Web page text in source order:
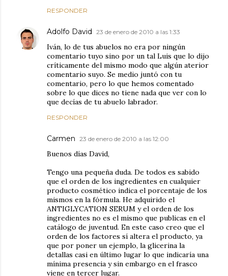
RESPONDER
Adolfo David 23 de enero de 2010 a las 1:33
Iván, lo de tus abuelos no era por ningún
comentario tuyo sino por un tal Luis que lo dijo
críticamente del mismo modo que algún aterior
comentario suyo. Se medio juntó con tu
comentario, pero lo que hemos comentado
sobre lo que dices no tiene nada que ver con lo
que decías de tu abuelo labrador.
RESPONDER
Carmen 23 de enero de 2010 a las 12:00
Buenos días David,
Tengo una pequeña duda. De todos es sabido
que el orden de los ingredientes en cualquier
producto cosmético indica el porcentaje de los
mismos en la fórmula. He adquirido el
ANTIGLYCATION SERUM y el orden de los
ingredientes no es el mismo que publicas en el
catálogo de juventud. En este caso creo que el
orden de los factores sí altera el producto, ya
que por poner un ejemplo, la glicerina la
detallas casi en último lugar lo que indicaría una
mínima presencia y sin embargo en el frasco
viene en tercer lugar.